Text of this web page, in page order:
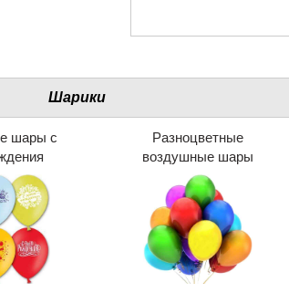
Шарики
шары с
Разноцветные
воздушные шары